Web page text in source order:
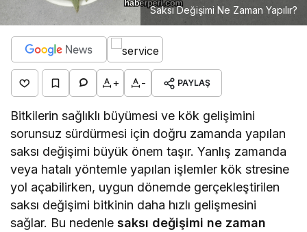
Saksı Değişimi Ne Zaman Yapılır?
+ - PAYLAŞ
Bitkilerin sağlıklı büyümesi ve kök gelişimini
sorunsuz sürdürmesi için doğru zamanda yapılan
saksı değişimi büyük önem taşır. Yanlış zamanda
veya hatalı yöntemle yapılan işlemler kök stresine
yol açabilirken, uygun dönemde gerçekleştirilen
saksı değişimi bitkinin daha hızlı gelişmesini
sağlar. Bu nedenlesaksı değişimi ne zaman